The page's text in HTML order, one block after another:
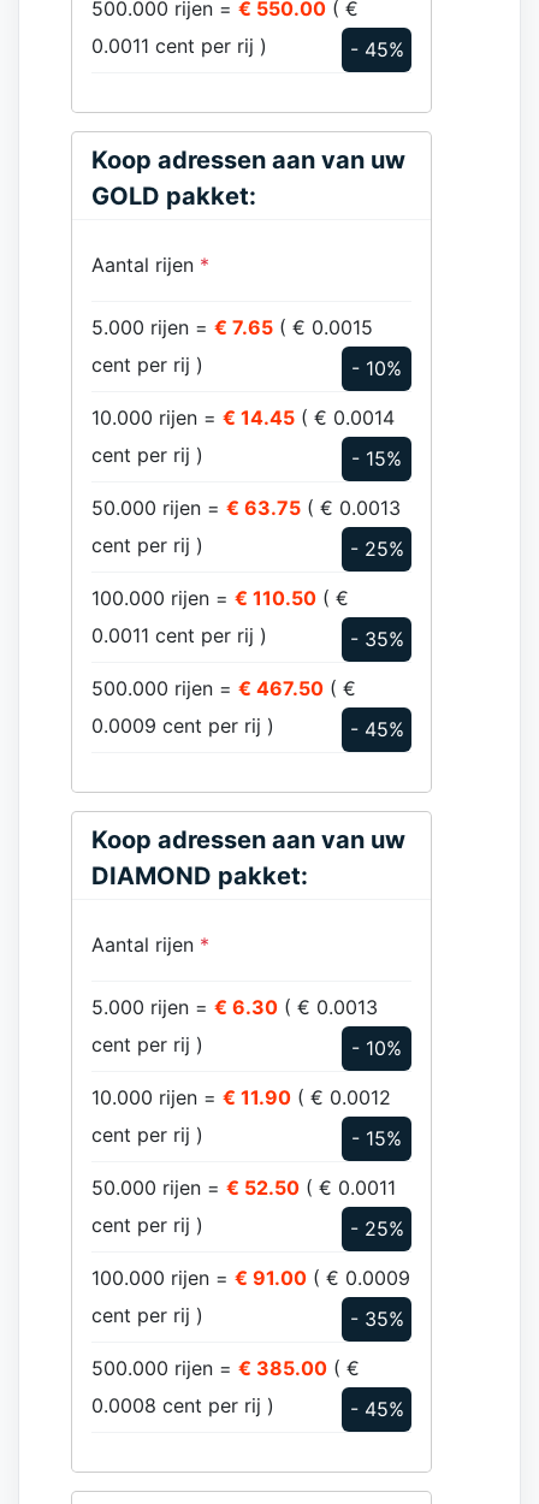
500.000 rijen = € 550.00 ( €
0.0011 cent per rij )
- 45%
Koop adressen aan van uw
GOLD pakket:
Aantal rijen *
5.000 rijen = € 7.65 ( € 0.0015
cent per rij )
- 10%
10.000 rijen = € 14.45 ( € 0.0014
cent per rij )
- 15%
50.000 rijen = € 63.75 ( € 0.0013
cent per rij )
- 25%
100.000 rijen = € 110.50 ( €
0.0011 cent per rij )
- 35%
500.000 rijen = € 467.50 ( €
0.0009 cent per rij )
- 45%
Koop adressen aan van uw
DIAMOND pakket:
Aantal rijen *
5.000 rijen = € 6.30 ( € 0.0013
cent per rij )
- 10%
10.000 rijen = € 11.90 ( € 0.0012
cent per rij )
- 15%
50.000 rijen = € 52.50 ( € 0.0011
cent per rij )
- 25%
100.000 rijen = € 91.00 ( € 0.0009
cent per rij )
- 35%
500.000 rijen = € 385.00 ( €
0.0008 cent per rij )
- 45%